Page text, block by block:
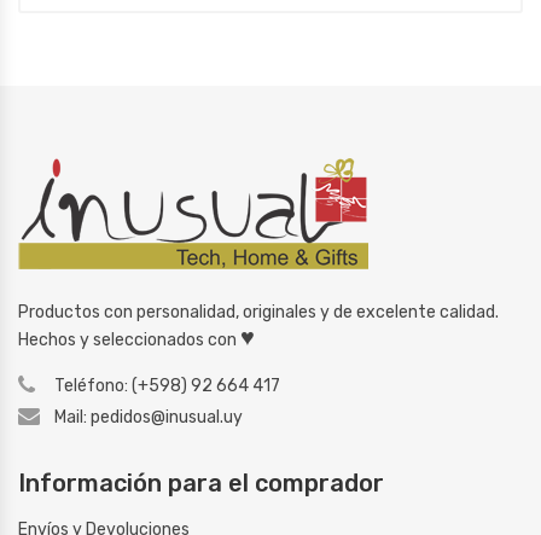
Productos con personalidad, originales y de excelente calidad.
Hechos y seleccionados con ♥
Teléfono: (+598) 92 664 417
Mail: pedidos@inusual.uy
Información para el comprador
Envíos y Devoluciones